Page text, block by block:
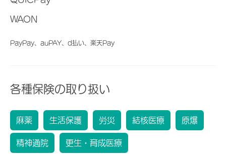
WAON
PayPay、auPAY、d払い、楽天Pay
各種保険の取り扱い
麻薬 生活保護 労災 結核医療 原爆
精神通院 更生・育成医療